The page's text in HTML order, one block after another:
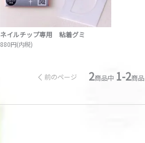
ネイルチップ専用 粘着グミ
880円(内税)
前のページ 2商品中 1-2商品